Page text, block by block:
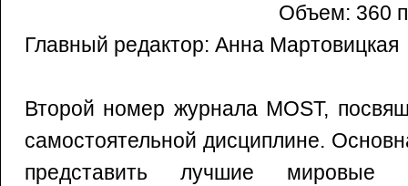
Объем: 360
Главный редактор: Анна Мартовицкая
Второй номер журнала MOST,
самостоятельной дисциплине.
представить лучшие мировые